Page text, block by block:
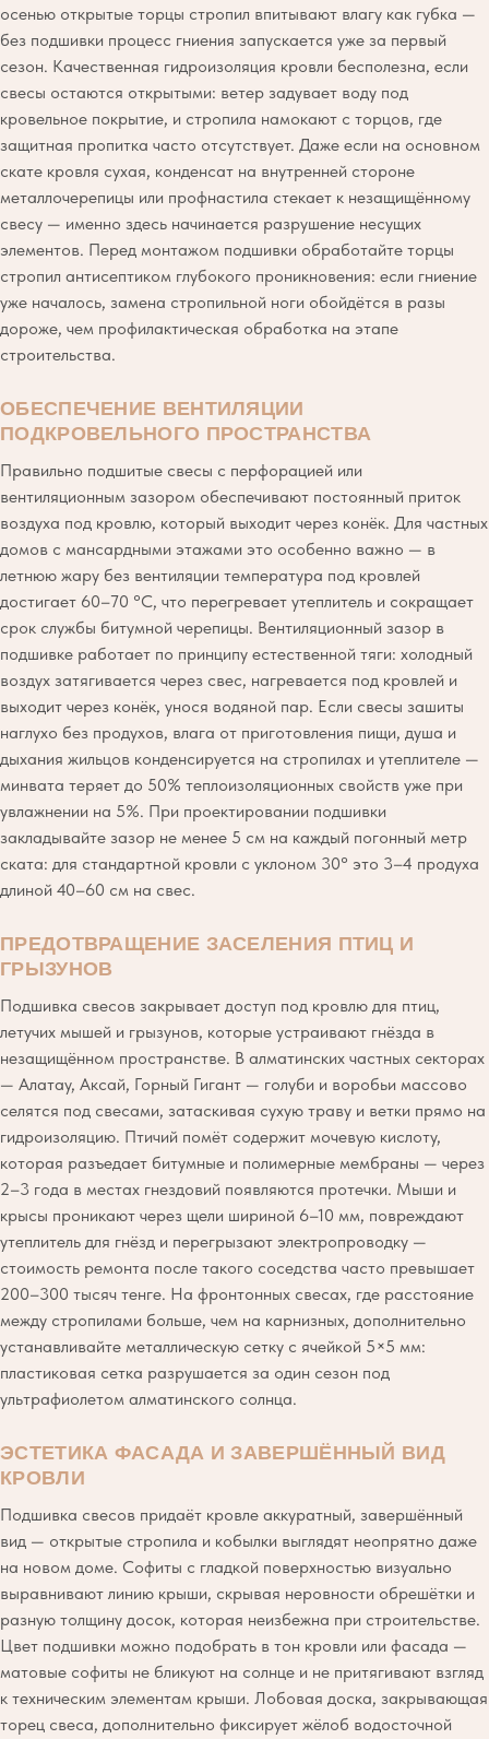
осенью открытые торцы стропил впитывают влагу как губка —
без подшивки процесс гниения запускается уже за первый
сезон. Качественная гидроизоляция кровли бесполезна, если
свесы остаются открытыми: ветер задувает воду под
кровельное покрытие, и стропила намокают с торцов, где
защитная пропитка часто отсутствует. Даже если на основном
скате кровля сухая, конденсат на внутренней стороне
металлочерепицы или профнастила стекает к незащищённому
свесу — именно здесь начинается разрушение несущих
элементов. Перед монтажом подшивки обработайте торцы
стропил антисептиком глубокого проникновения: если гниение
уже началось, замена стропильной ноги обойдётся в разы
дороже, чем профилактическая обработка на этапе
строительства.
ОБЕСПЕЧЕНИЕ ВЕНТИЛЯЦИИ
ПОДКРОВЕЛЬНОГО ПРОСТРАНСТВА
Правильно подшитые свесы с перфорацией или
вентиляционным зазором обеспечивают постоянный приток
воздуха под кровлю, который выходит через конёк. Для частных
домов с мансардными этажами это особенно важно — в
летнюю жару без вентиляции температура под кровлей
достигает 60–70 °C, что перегревает утеплитель и сокращает
срок службы битумной черепицы. Вентиляционный зазор в
подшивке работает по принципу естественной тяги: холодный
воздух затягивается через свес, нагревается под кровлей и
выходит через конёк, унося водяной пар. Если свесы зашиты
наглухо без продухов, влага от приготовления пищи, душа и
дыхания жильцов конденсируется на стропилах и утеплителе —
минвата теряет до 50% теплоизоляционных свойств уже при
увлажнении на 5%. При проектировании подшивки
закладывайте зазор не менее 5 см на каждый погонный метр
ската: для стандартной кровли с уклоном 30° это 3–4 продуха
длиной 40–60 см на свес.
ПРЕДОТВРАЩЕНИЕ ЗАСЕЛЕНИЯ ПТИЦ И
ГРЫЗУНОВ
Подшивка свесов закрывает доступ под кровлю для птиц,
летучих мышей и грызунов, которые устраивают гнёзда в
незащищённом пространстве. В алматинских частных секторах
— Алатау, Аксай, Горный Гигант — голуби и воробьи массово
селятся под свесами, затаскивая сухую траву и ветки прямо на
гидроизоляцию. Птичий помёт содержит мочевую кислоту,
которая разъедает битумные и полимерные мембраны — через
2–3 года в местах гнездовий появляются протечки. Мыши и
крысы проникают через щели шириной 6–10 мм, повреждают
утеплитель для гнёзд и перегрызают электропроводку —
стоимость ремонта после такого соседства часто превышает
200–300 тысяч тенге. На фронтонных свесах, где расстояние
между стропилами больше, чем на карнизных, дополнительно
устанавливайте металлическую сетку с ячейкой 5×5 мм:
пластиковая сетка разрушается за один сезон под
ультрафиолетом алматинского солнца.
ЭСТЕТИКА ФАСАДА И ЗАВЕРШЁННЫЙ ВИД
КРОВЛИ
Подшивка свесов придаёт кровле аккуратный, завершённый
вид — открытые стропила и кобылки выглядят неопрятно даже
на новом доме. Софиты с гладкой поверхностью визуально
выравнивают линию крыши, скрывая неровности обрешётки и
разную толщину досок, которая неизбежна при строительстве.
Цвет подшивки можно подобрать в тон кровли или фасада —
матовые софиты не бликуют на солнце и не притягивают взгляд
к техническим элементам крыши. Лобовая доска, закрывающая
торец свеса, дополнительно фиксирует жёлоб водосточной